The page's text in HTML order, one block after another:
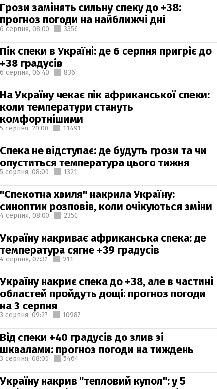
Грози замінять сильну спеку до +38:
прогноз погоди на найближчі дні
6 серпня, 08:00 3356
Пік спеки в Україні: де 6 серпня пригріє до
+38 градусів
6 серпня, 06:40 836
На Україну чекає пік африканської спеки:
коли температури стануть
комфортнішими
5 серпня, 20:00 11491
Спека не відступає: де будуть грози та чи
опуститься температура цього тижня
5 серпня, 08:00 1321
"Спекотна хвиля" накрила Україну:
синоптик розповів, коли очікуються зміни
4 серпня, 08:00 2350
Україну накриває африканська спека: де
температура сягне +39 градусів
4 серпня, 07:32 911
Україну накриє спека до +38, але в частині
областей пройдуть дощі: прогноз погоди
на 3 серпня
3 серпня, 09:27 10987
Від спеки +40 градусів до злив зі
шквалами: прогноз погоди на тиждень
3 серпня, 08:00 5464
Україну накрив "тепловий купол": у 5